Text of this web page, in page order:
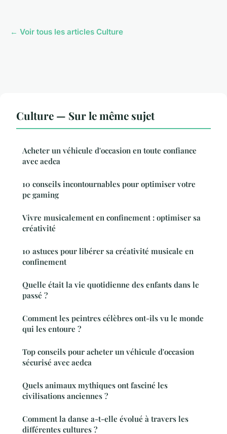
← Voir tous les articles Culture
Culture — Sur le même sujet
Acheter un véhicule d'occasion en toute confiance
avec aedca
10 conseils incontournables pour optimiser votre
pc gaming
Vivre musicalement en confinement : optimiser sa
créativité
10 astuces pour libérer sa créativité musicale en
confinement
Quelle était la vie quotidienne des enfants dans le
passé ?
Comment les peintres célèbres ont-ils vu le monde
qui les entoure ?
Top conseils pour acheter un véhicule d'occasion
sécurisé avec aedca
Quels animaux mythiques ont fasciné les
civilisations anciennes ?
Comment la danse a-t-elle évolué à travers les
différentes cultures ?